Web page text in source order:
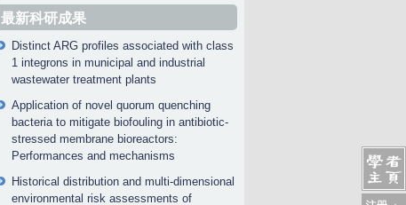
最新科研成果
Distinct ARG profiles associated with class
1 integrons in municipal and industrial
wastewater treatment plants
Application of novel quorum quenching
bacteria to mitigate biofouling in antibiotic-
stressed membrane bioreactors:
Performances and mechanisms
Historical distribution and multi-dimensional
environmental risk assessments of